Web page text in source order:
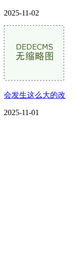
2025-11-02
会发生这么大的改
2025-11-01